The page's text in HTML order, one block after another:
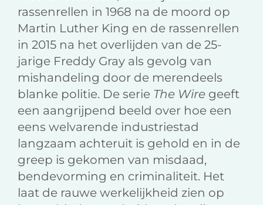
rassenrellen in 1968 na de moord op
Martin Luther King en de rassenrellen
in 2015 na het overlijden van de 25-
jarige Freddy Gray als gevolg van
mishandeling door de merendeels
blanke politie. De serie The Wire geeft
een aangrijpend beeld over hoe een
eens welvarende industriestad
langzaam achteruit is gehold en in de
greep is gekomen van misdaad,
bendevorming en criminaliteit. Het
laat de rauwe werkelijkheid zien op